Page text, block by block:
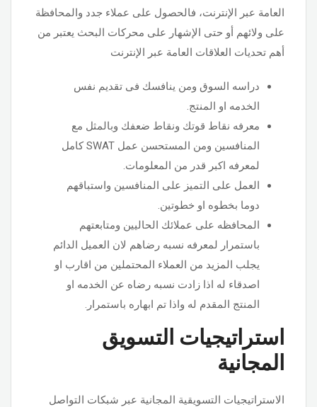
العامة عبر الإنترنت، فالحصول على عملاء جدد والمحافظة
على ولائهم أو حتى الإشهار على محركات البحث يعتبر من
أهم تحديات العلاقات العامة عبر الإنترنت
دراسه السوق ومن ينافسك فى تقديم نفس
الخدمه او المنتج.
معرفه نقاط قوتك ونقاط ضعفك وبالمثل مع
المنافسين ومن المستحسن عمل SWAT كامل
لمعرفه اكبر قدر من المعلومات.
العمل على التميز على المنافسين واستباقهم
دوما بخطوه او خطوتين.
المحافظه على عملائك الحاليين ومتابعتهم
باستمرار لمعرفه نسبه رضاهم لان العميل الدائم
يجلب المزيد من العملاء المحتملين من اقارب او
اصدقاء له اذا زادت نسبه رضاه عن الخدمه او
المنتج المقدم له واذا تم ابهاره باستمرار.
استراتيجيات التسويق
المجانية
الاستراتيجيات التسويقية المجانية عبر شبكات التواصل